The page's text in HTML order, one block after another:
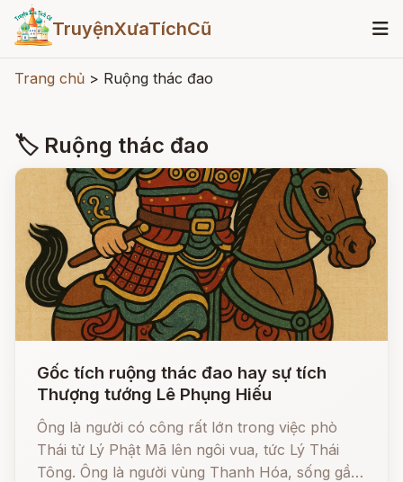
TruyệnXưaTíchCũ
Trang chủ > Ruộng thác đao
🏷 Ruộng thác đao
Gốc tích ruộng thác đao hay sự tích
Thượng tướng Lê Phụng Hiếu
Ông là người có công rất lớn trong việc phò
Thái tử Lý Phật Mã lên ngôi vua, tức Lý Thái
Tông. Ông là người vùng Thanh Hóa, sống gần